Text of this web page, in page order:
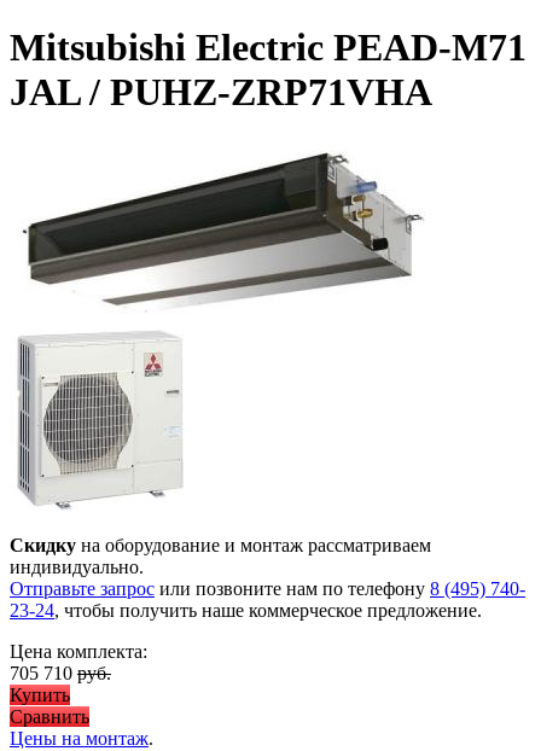
Mitsubishi Electric PEAD-M71
JAL / PUHZ-ZRP71VHA
Скидку на оборудование и монтаж рассматриваем
индивидуально.
Отправьте запрос или позвоните нам по телефону 8 (495) 740-
23-24, чтобы получить наше коммерческое предложение.
Цена комплекта:
705 710 руб.
Купить
Сравнить
Цены на монтаж.